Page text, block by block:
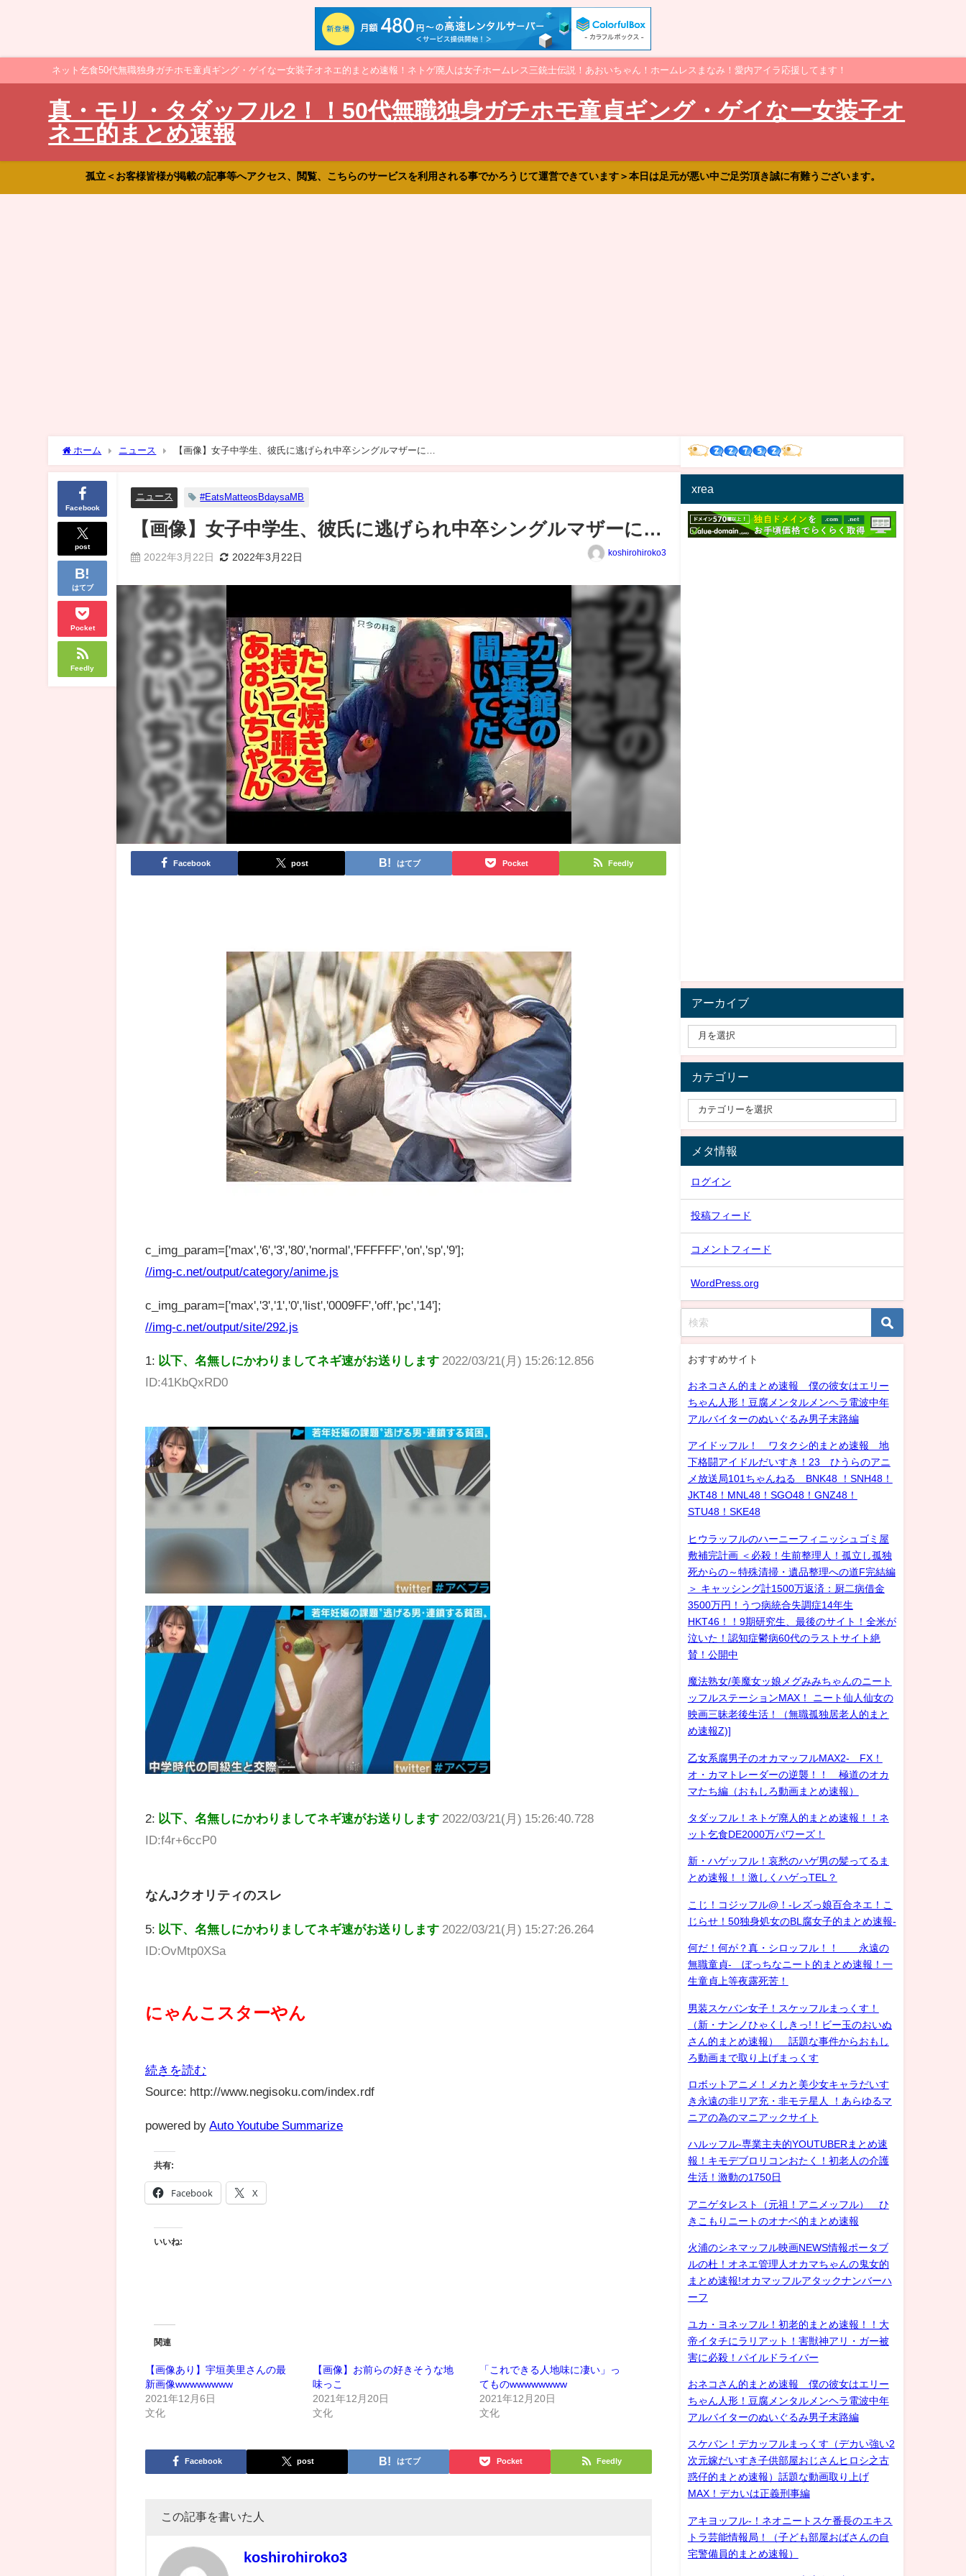
ネット乞食50代無職独身ガチホモ童貞ギング・ゲイなー女装子オネエ的まとめ速報！ネトゲ廃人は女子ホームレス三銃士伝説！あおいちゃん！ホームレスまなみ！愛内アイラ応援してます！
真・モリ・タダッフル2！！50代無職独身ガチホモ童貞ギング・ゲイなー女装子オ
ネエ的まとめ速報
孤立＜お客様皆様が掲載の記事等へアクセス、閲覧、こちらのサービスを利用される事でかろうじて運営できています＞本日は足元が悪い中ご足労頂き誠に有難うございます。
ホーム ニュース 【画像】女子中学生、彼氏に逃げられ中卒シングルマザーに…
Facebook
post
はてブ
Pocket
Feedly
ニュース #EatsMatteosBdaysaMB
【画像】女子中学生、彼氏に逃げられ中卒シングルマザーに…
2022年3月22日 2022年3月22日 koshirohiroko3
Facebook post はてブ Pocket Feedly
c_img_param=['max','6','3','80','normal','FFFFFF','on','sp','9'];
//img-c.net/output/category/anime.js
c_img_param=['max','3','1','0','list','0009FF','off','pc','14'];
//img-c.net/output/site/292.js
1: 以下、名無しにかわりましてネギ速がお送りします 2022/03/21(月) 15:26:12.856
ID:41KbQxRD0
2: 以下、名無しにかわりましてネギ速がお送りします 2022/03/21(月) 15:26:40.728
ID:f4r+6ccP0
なんJクオリティのスレ
5: 以下、名無しにかわりましてネギ速がお送りします 2022/03/21(月) 15:27:26.264
ID:OvMtp0XSa
にゃんこスターやん
続きを読む
Source: http://www.negisoku.com/index.rdf
powered by Auto Youtube Summarize
共有:
Facebook X
いいね:
関連
【画像あり】宇垣美里さんの最
新画像wwwwwwww
2021年12月6日
文化
【画像】お前らの好きそうな地
味っこ
2021年12月20日
文化
「これできる人地味に凄い」っ
てものwwwwwwww
2021年12月20日
文化
Facebook post はてブ Pocket Feedly
この記事を書いた人
koshirohiroko3
xrea
アーカイブ
カテゴリー
メタ情報
ログイン
投稿フィード
コメントフィード
WordPress.org
おすすめサイト
おネコさん的まとめ速報 僕の彼女はエリー
ちゃん人形！豆腐メンタルメンヘラ電波中年
アルバイターのぬいぐるみ男子末路編
アイドッフル！ ワタクシ的まとめ速報 地
下格闘アイドルだいすき！23 ひうらのアニ
メ放送局101ちゃんねる BNK48 ！SNH48！
JKT48！MNL48！SGO48！GNZ48！
STU48！SKE48
ヒウラッフルのハーニーフィニッシュゴミ屋
敷補完計画 ＜必殺！生前整理人！孤立し孤独
死からの～特殊清掃・遺品整理への道F完結編
＞ キャッシング計1500万返済：厨二病借金
3500万円！うつ病統合失調症14年生
HKT46！！9期研究生、最後のサイト！全米が
泣いた！認知症鬱病60代のラストサイト絶
賛！公開中
魔法熟女/美魔女ッ娘メグみみちゃんのニート
ッフルステーションMAX！ ニート仙人仙女の
映画三昧老後生活！（無職孤独居老人的まと
め速報Z)]
乙女系腐男子のオカマッフルMAX2- FX！
オ・カマトレーダーの逆襲！！ 極道のオカ
マたち編（おもしろ動画まとめ速報）
タダッフル！ネトゲ廃人的まとめ速報！！ネ
ット乞食DE2000万パワーズ！
新・ハゲッフル！哀愁のハゲ男の髪ってるま
とめ速報！！激しくハゲっTEL？
こじ！コジッフル@！-レズっ娘百合ネエ！こ
じらせ！50独身処女のBL腐女子的まとめ速報-
何だ！何が？真・シロッフル！！ 永遠の
無職童貞- ぼっちなニート的まとめ速報！一
生童貞上等夜露死苦！
男装スケバン女子！スケッフルまっくす！
（新・ナンノひゃくしきっ!！ビー玉のおいぬ
さん的まとめ速報） 話題な事件からおもし
ろ動画まで取り上げまっくす
ロボットアニメ！メカと美少女キャラだいす
き永遠の非リア充・非モテ星人 ！あらゆるマ
ニアの為のマニアックサイト
ハルッフル-専業主夫的YOUTUBERまとめ速
報！キモデブロリコンおたく！初老人の介護
生活！激動の1750日
アニゲタレスト（元祖！アニメッフル） ひ
きこもりニートのオナベ的まとめ速報
火浦のシネマッフル映画NEWS情報ポータブ
ルの杜！オネエ管理人オカマちゃんの鬼女的
まとめ速報!オカマッフルアタックナンバーハ
ーフ
ユカ・ヨネッフル！初老的まとめ速報！！大
帝イタチにラリアット！害獣神アリ・ガー被
害に必殺！パイルドライバー
おネコさん的まとめ速報 僕の彼女はエリー
ちゃん人形！豆腐メンタルメンヘラ電波中年
アルバイターのぬいぐるみ男子末路編
スケバン！デカッフルまっくす（デカい強い2
次元嫁だいすき子供部屋おじさんヒロシ之古
惑仔的まとめ速報）話題な動画取り上げ
MAX！デカいは正義刑事編
アキヨッフル-！ネオニートスケ番長のエキス
トラ芸能情報局！（子ども部屋おばさんの自
宅警備員的まとめ速報）